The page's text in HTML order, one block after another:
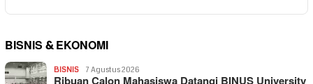
BISNIS & EKONOMI
BISNIS 7 Agustus 2026